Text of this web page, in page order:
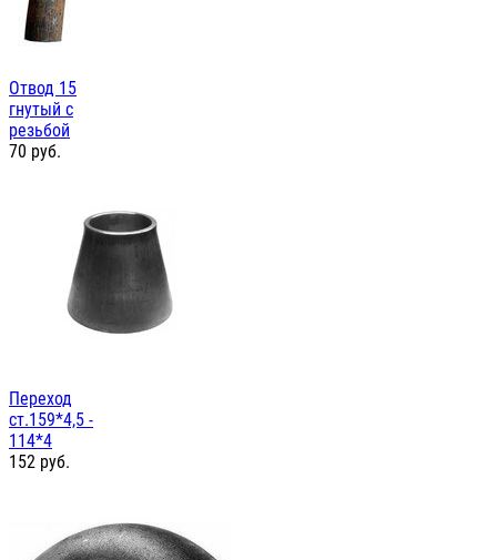
Отвод 15
гнутый с
резьбой
70 руб.
Переход
ст.159*4,5 -
114*4
152 руб.